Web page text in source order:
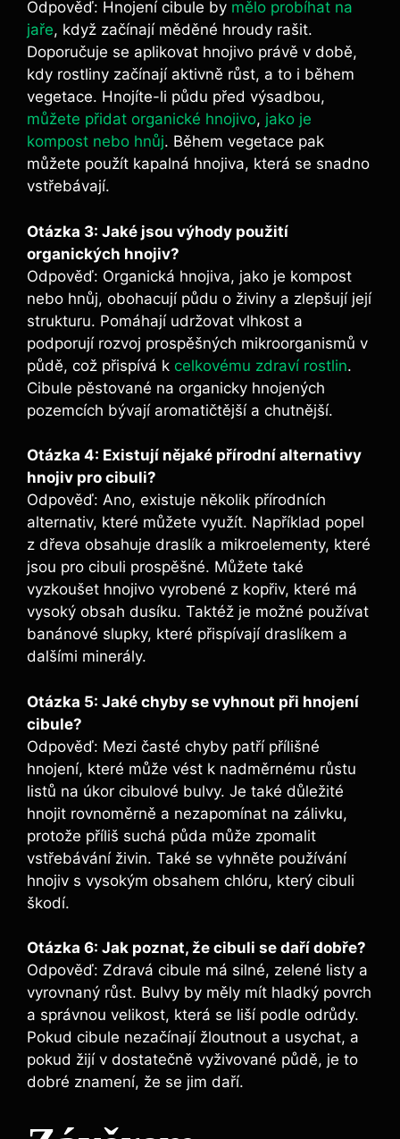
Odpověď:⁢ Hnojení cibule by mělo probíhat na
jaře, když​ začínají​ měděné hroudy rašit.
Doporučuje⁢ se aplikovat hnojivo právě v době,
kdy rostliny začínají aktivně ⁢růst, a to ​i během
vegetace. Hnojíte-li půdu ​před výsadbou,
můžete přidat organické⁤ hnojivo, jako je
kompost nebo hnůj. Během vegetace⁤ pak
můžete použít kapalná hnojiva, která se snadno
​vstřebávají.
Otázka ​3:⁢ Jaké jsou výhody​ použití
organických​ hnojiv?
Odpověď: Organická‍ hnojiva, jako je kompost
nebo hnůj, obohacují půdu o živiny⁣ a zlepšují její
strukturu. Pomáhají udržovat vlhkost a
podporují rozvoj prospěšných mikroorganismů⁣ v
půdě, což přispívá k celkovému zdraví rostlin.
Cibule pěstované na organicky ‍hnojených
pozemcích bývají ‌aromatičtější a chutnější.
Otázka 4: Existují ⁢nějaké ⁢přírodní ⁢alternativy
‌hnojiv pro ​cibuli?
Odpověď: Ano, existuje několik přírodních
alternativ, které můžete ⁣využít. Například popel
z dřeva ⁢obsahuje ‍draslík⁤ a ⁣mikroelementy, ‌které
jsou pro ⁢cibuli‍ prospěšné. Můžete také
vyzkoušet hnojivo vyrobené z kopřiv, které má
vysoký obsah ⁣dusíku. Taktéž je možné používat⁢
banánové slupky, které přispívají draslíkem a⁢
dalšími ‌minerály.
Otázka 5:‍ Jaké ‍chyby se vyhnout při ​hnojení
cibule?
Odpověď: ⁤Mezi časté chyby patří přílišné
hnojení, které ​může ⁢vést ⁤k nadměrnému ​růstu
listů na ​úkor ‌cibulové bulvy. Je také důležité
hnojit rovnoměrně a nezapomínat na⁤ zálivku,
protože příliš suchá půda může‍ zpomalit
vstřebávání živin. Také​ se vyhněte ‌používání‍
hnojiv​ s ⁣vysokým obsahem chlóru, který ⁤cibuli
⁣škodí.
Otázka 6: Jak poznat, že cibuli se daří‌ dobře?
Odpověď: Zdravá cibule má silné, zelené⁣ listy a
vyrovnaný růst.​ Bulvy by ​měly mít hladký povrch
a správnou velikost, která se liší podle odrůdy.
Pokud ‍cibule nezačínají žloutnout a usychat, a
pokud ​žijí v ⁤dostatečně‌ vyživované ‌půdě, je to
⁤dobré znamení, že se jim daří.